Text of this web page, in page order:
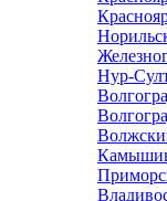
Нур-